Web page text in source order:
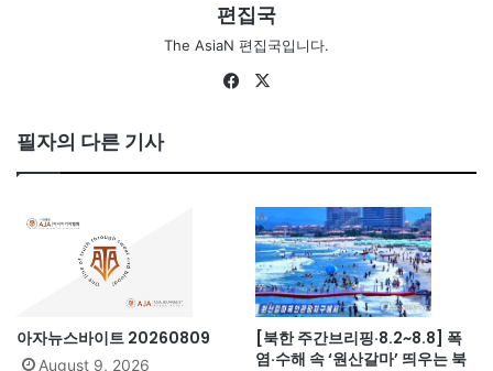
편집국
The AsiaN 편집국입니다.
Facebook
필자의 다른 기사
아자뉴스바이트 20260809
August 9, 2026
[북한 주간브리핑·8.2~8.8] 폭
염·수해 속 ‘원산갈마’ 띄우는 북